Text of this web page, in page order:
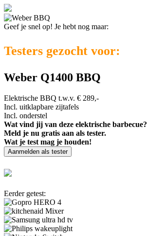
Geef je snel op! Je hebt nog maar:
Testers gezocht voor:
Weber Q1400 BBQ
Elektrische BBQ t.w.v. € 289,-
Incl. uitklapbare zijtafels
Incl. onderstel
Wat vind jij van deze elektrische barbecue?
Meld je nu gratis aan als tester.
Wat je test mag je houden!
Aanmelden als tester
Eerder getest: